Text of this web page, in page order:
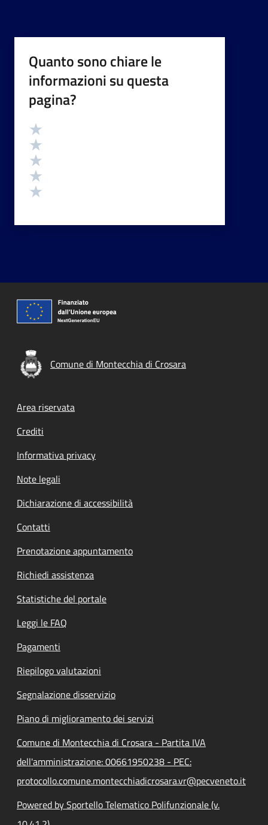
Quanto sono chiare le
informazioni su questa
pagina?
Valutazione
Comune di Montecchia di Crosara
Footer menu
Area riservata
Crediti
Informativa privacy
Note legali
Dichiarazione di accessibilità
Contatti
Prenotazione appuntamento
Richiedi assistenza
Statistiche del portale
Leggi le FAQ
Pagamenti
Riepilogo valutazioni
Segnalazione disservizio
Piano di miglioramento dei servizi
Comune di Montecchia di Crosara - Partita IVA
dell'amministrazione: 00661950238 - PEC:
protocollo.comune.montecchiadicrosara.vr@pecveneto.it
Powered by Sportello Telematico Polifunzionale (v.